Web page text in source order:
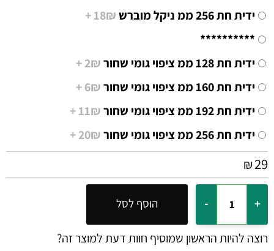
ידית חת 256 ממ ניקל מוברש
18₪ +
**********
ידית חת 128 ממ ציפוי גומי שחור
2₪ +
ידית חת 160 ממ ציפוי גומי שחור
6₪ +
ידית חת 192 ממ ציפוי גומי שחור
11₪ +
ידית חת 256 ממ ציפוי גומי שחור
20₪ +
₪29
הוסף לסל
רוצה להיות הראשון שמוסיף חוות דעת למוצר זה?